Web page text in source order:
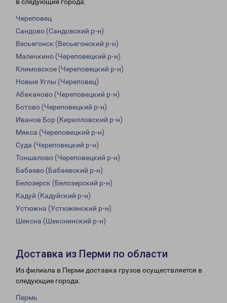
в следующие города:
Череповец
Сандово (Сандовский р-н)
Весьегонск (Весьегонский р-н)
Малечкино (Череповецкий р-н)
Климовское (Череповецкий р-н)
Новые Углы (Череповец)
Абаканово (Череповецкий р-н)
Ботово (Череповецкий р-н)
Иванов Бор (Кирилловский р-н)
Мякса (Череповецкий р-н)
Суда (Череповецкий р-н)
Тоншалово (Череповецкий р-н)
Бабаево (Бабаевский р-н)
Белозерск (Белозерский р-н)
Кадуй (Кадуйский р-н)
Устюжна (Устюженский р-н)
Шексна (Шекснинский р-н)
Доставка из Перми по области
Из филиала в Перми доставка грузов осуществляется в
следующие города:
Пермь